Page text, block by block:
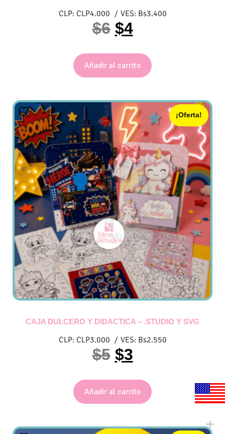
CLP: CLP4.000 / VES: Bs3.400
$6 $4
Añadir al carrito
¡Oferta!
CAJA DULCERO Y DIDACTICA – .STUDIO Y SVG
CLP: CLP3.000 / VES: Bs2.550
$5 $3
Añadir al carrito